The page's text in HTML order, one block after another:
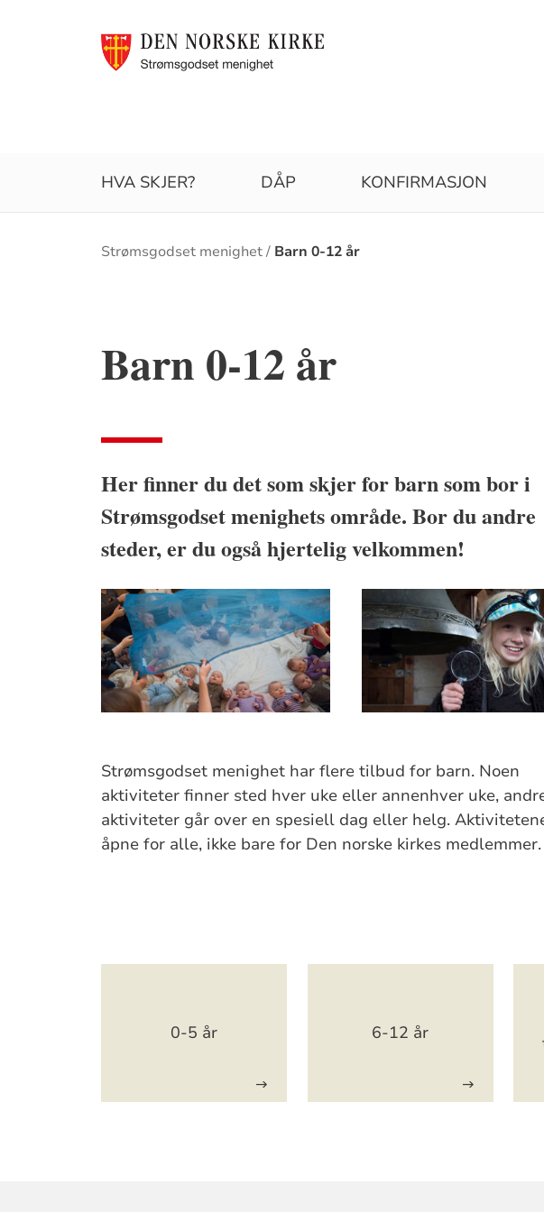
HVA SKJER? DÅP KONFIRMASJON
Brødsmulesti
Strømsgodset menighet Barn 0-12 år
Barn 0-12 år
Her finner du det som skjer for barn som bor i
Strømsgodset menighets område. Bor du andre
steder, er du også hjertelig velkommen!
Strømsgodset menighet har flere tilbud for barn. Noen
aktiviteter finner sted hver uke eller annenhver uke,
aktiviteter går over en spesiell dag eller helg.
åpne for alle, ikke bare for Den norske kirkes medlemmer.
0-5 år 6-12 år